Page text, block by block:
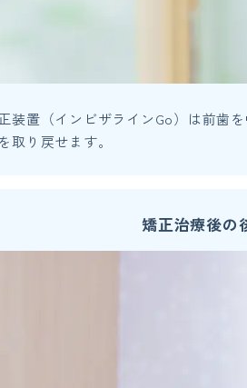
装置（インビザラインGo）は前歯
取り戻せます。
矯正治療後の